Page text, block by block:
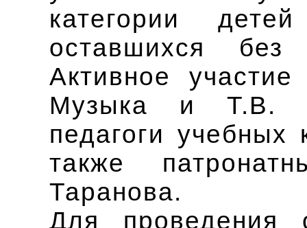
категории
оставшихся без
Активное
Музыка и Т.В.
педагоги
также
Таранова.
Для проведения